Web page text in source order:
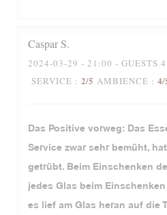
Caspar S
2024-03-29 - 21:00 - GUESTS 4
SERVICE : 2/5 AMBIENCE : 4/
Das Positive vorweg: Das
Service zwar sehr bemüht,
getrübt. Beim Einschenken
jedes Glas beim
es lief am Glas heran auf die